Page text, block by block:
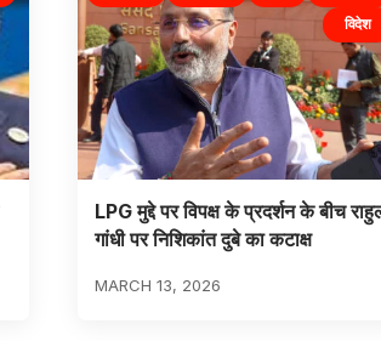
विदेश
LPG मुद्दे पर विपक्ष के प्रदर्शन के बीच
गांधी पर निशिकांत दुबे का कटाक्ष
MARCH 13, 2026